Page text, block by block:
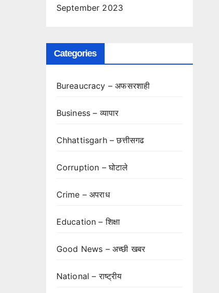
September 2023
Categories
Bureaucracy – अफसरशाही
Business – व्यापार
Chhattisgarh – छत्तीसगढ
Corruption – घोटाले
Crime – अपराध
Education – शिक्षा
Good News – अच्छी खबर
National – राष्ट्रीय